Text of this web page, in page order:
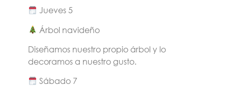
Jueves 5
Árbol navideño
Diseñamos nuestro propio árbol y lo
decoramos a nuestro gusto.
Sábado 7